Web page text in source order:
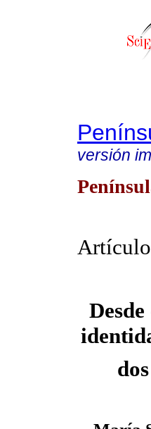
versión